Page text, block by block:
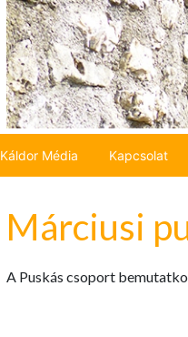
Káldor Média Kapcsolat
Márciusi
A Puskás csoport